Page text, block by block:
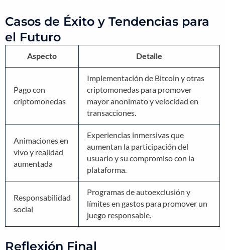
Casos de Éxito y Tendencias para
el Futuro
Aspecto Detalle
Pago con
criptomonedas
Implementación de Bitcoin y otras
criptomonedas para promover
mayor anonimato y velocidad en
transacciones.
Animaciones en
vivo y realidad
aumentada
Experiencias inmersivas que
aumentan la participación del
usuario y su compromiso con la
plataforma.
Responsabilidad
social
Programas de autoexclusión y
límites en gastos para promover un
juego responsable.
Reflexión Final